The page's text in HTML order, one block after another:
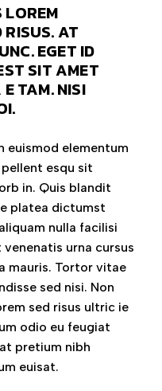
AT
EGET ID
SIT AMET
TAM. NISI
euismod elementum
esqu sit
in. Quis blandit
platea dictumst
nulla facilisi
urna cursus
mauris. Tortor vitae
sed nisi. Non
sed risus ultric ie
odio eu feugiat
pretium nibh
euisat.